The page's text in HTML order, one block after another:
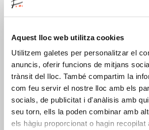
Aquest lloc web utilitza cookies
Utilitzem galetes per personalitzar el
anuncis, oferir funcions de mitjans
trànsit del lloc. També compartim la
com feu servir el nostre lloc amb els
socials, de publicitat i d'anàlisis amb
seu torn, ells la poden combinar amb
els hàgiu proporcionat o hagin recopilat
no identificada
Carbassa,